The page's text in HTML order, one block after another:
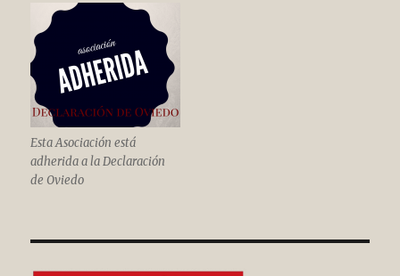
Esta Asociación está
adherida a la Declaración
de Oviedo